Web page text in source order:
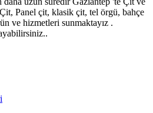
Panel çit, klasik çit, tel örgü, bahçe
ve hizmetleri sunmaktayız .